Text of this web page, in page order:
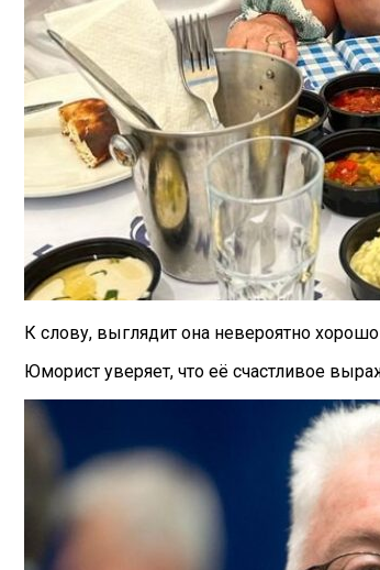
К слову, выглядит она невероятно
Юморист уверяет, что её счастливое